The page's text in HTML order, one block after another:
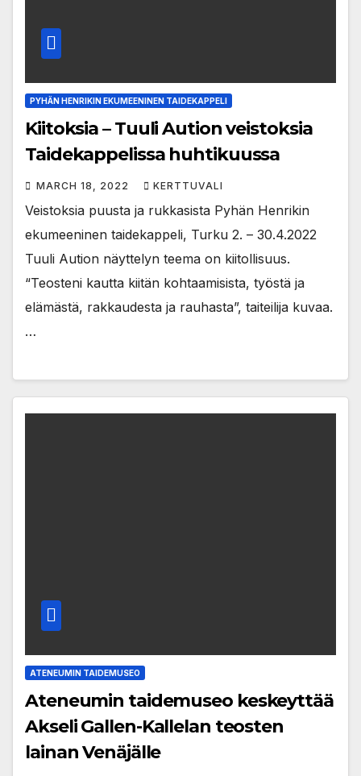
PYHÄN HENRIKIN EKUMEENINEN TAIDEKAPPELI
Kiitoksia – Tuuli Aution veistoksia
Taidekappelissa huhtikuussa
MARCH 18, 2022 KERTTUVALI
Veistoksia puusta ja rukkasista Pyhän Henrikin
ekumeeninen taidekappeli, Turku 2. – 30.4.2022
Tuuli Aution näyttelyn teema on kiitollisuus.
“Teosteni kautta kiitän kohtaamisista, työstä ja
elämästä, rakkaudesta ja rauhasta”, taiteilija kuvaa.
…
ATENEUMIN TAIDEMUSEO
Ateneumin taidemuseo keskeyttää
Akseli Gallen-Kallelan teosten
lainan Venäjälle